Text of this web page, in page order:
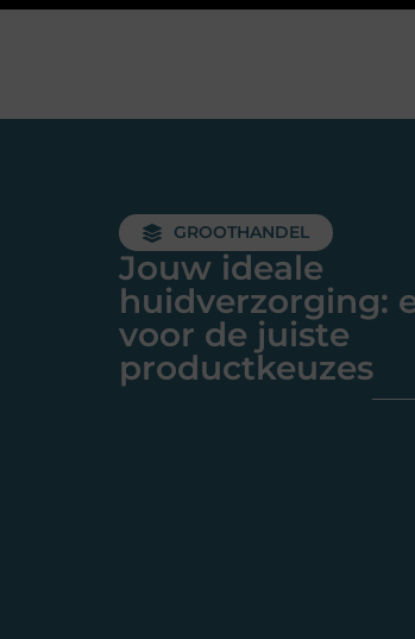
GROOTHANDEL
Jouw ideale
huidverzorging:
voor de juiste
productkeuzes